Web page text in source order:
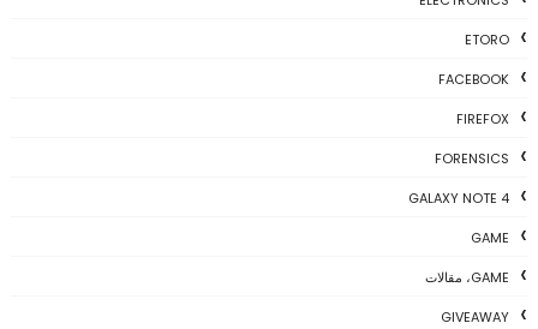
ETORO
FACEBOOK
FIREFOX
FORENSICS
GALAXY NOTE 4
GAME
GAME، مقالات
GIVEAWAY